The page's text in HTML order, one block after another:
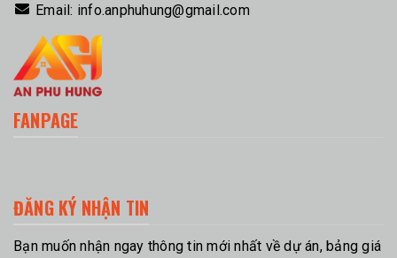
Email: info.anphuhung@gmail.com
FANPAGE
ĐĂNG KÝ NHẬN TIN
Bạn muốn nhận ngay thông tin mới nhất về dự án, bảng giá